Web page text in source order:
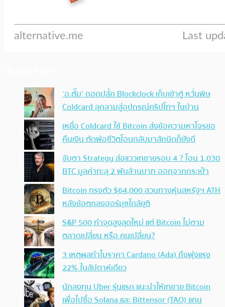
‘อ.ตั๊ม’ ถอดปลั้ก Blockclock เก็บเข้าตู้ หวั่นพิษ
Coldcard ลุกลามสู่อุปกรณ์คริปโทฯ ในบ้าน
เหยื่อ Coldcard ใช้ Bitcoin ส่งข้อความหาโจรขอ
คืนเงิน ตัดพ้อชีวิตโอนกลับมาสักนิดก็ยังดี
จับตา Strategy ส่อแววเทขายรอบ 4 ? โอน 1,030
BTC มูลค่าทะลุ 2 พันล้านบาท ออกจากกระเป๋า
Bitcoin ทรงตัว $64,000 สวนทางหุ้นสหรัฐฯ ATH
หลังข้อตกลงฮอร์มุซใกล้ยุติ
S&P 500 ทำจุดสูงสุดใหม่ แต่ Bitcoin ไม่ตาม
ตลาดเปลี่ยน หรือ คนเปลี่ยน?
3 เหตุผลทำไมราคา Cardano (Ada) ถึงพุ่งแรง
22% ในสัปดาห์เดียว
นักลงทุน Uber รุ่นแรก แนะนำให้เทขาย Bitcoin
เพื่อไปซื้อ Solana และ Bittensor (TAO) แทน